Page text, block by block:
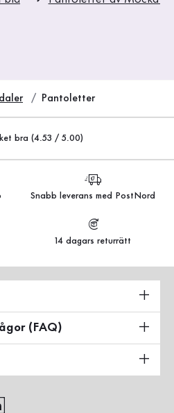
Pantoletter
bra (4.53 / 5.00)
Snabb leverans med PostNord
14 dagars returrätt
(FAQ)